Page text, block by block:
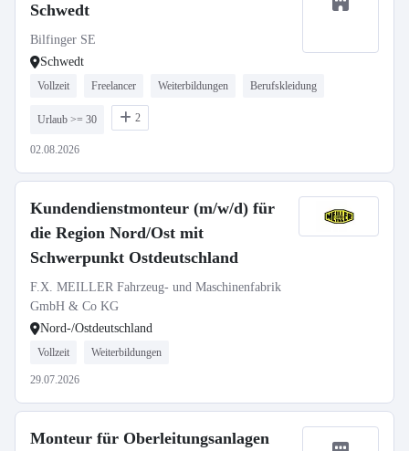
Schwedt
Bilfinger SE
Schwedt
Vollzeit Freelancer Weiterbildungen Berufskleidung
Urlaub >= 30 2
02.08.2026
Kundendienstmonteur (m/w/d) für
die Region Nord/Ost mit
Schwerpunkt Ostdeutschland
F.X. MEILLER Fahrzeug- und Maschinenfabrik
GmbH & Co KG
Nord-/Ostdeutschland
Vollzeit Weiterbildungen
29.07.2026
Monteur für Oberleitungsanlagen